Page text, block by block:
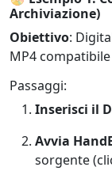
Archiviazione)
Obiettivo:
MP4
Passaggi:
Inserisci il
Avvia
sorgente